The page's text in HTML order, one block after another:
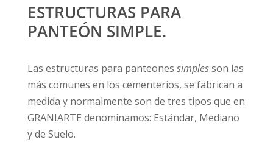
ESTRUCTURAS PARA
PANTEÓN SIMPLE.
Las estructuras para panteones simplesson las
más comunes en los cementerios, se fabrican a
medida y normalmente son de tres tipos que en
GRANIARTE denominamos: Estándar, Mediano
y de Suelo.